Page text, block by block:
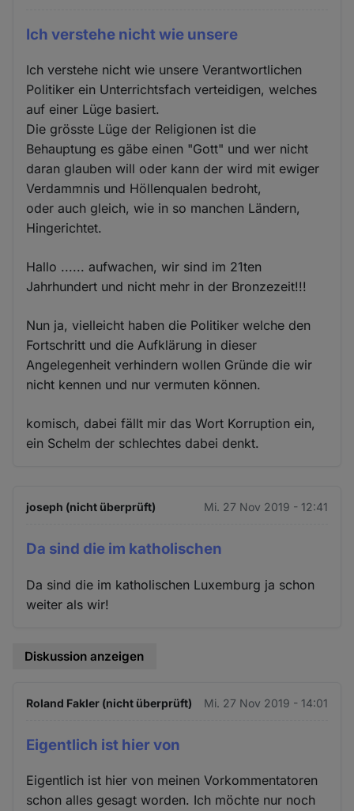
Ich verstehe nicht wie unsere
Ich verstehe nicht wie unsere Verantwortlichen
Politiker ein Unterrichtsfach verteidigen, welches
auf einer Lüge basiert.
Die grösste Lüge der Religionen ist die
Behauptung es gäbe einen "Gott" und wer nicht
daran glauben will oder kann der wird mit ewiger
Verdammnis und Höllenqualen bedroht,
oder auch gleich, wie in so manchen Ländern,
Hingerichtet.
Hallo ...... aufwachen, wir sind im 21ten
Jahrhundert und nicht mehr in der Bronzezeit!!!
Nun ja, vielleicht haben die Politiker welche den
Fortschritt und die Aufklärung in dieser
Angelegenheit verhindern wollen Gründe die wir
nicht kennen und nur vermuten können.
komisch, dabei fällt mir das Wort Korruption ein,
ein Schelm der schlechtes dabei denkt.
joseph (nicht überprüft) Mi. 27 Nov 2019 - 12:41
Da sind die im katholischen
Da sind die im katholischen Luxemburg ja schon
weiter als wir!
Diskussion anzeigen
Roland Fakler (nicht überprüft) Mi. 27 Nov 2019 - 14:01
Eigentlich ist hier von
Eigentlich ist hier von meinen Vorkommentatoren
schon alles gesagt worden. Ich möchte nur noch